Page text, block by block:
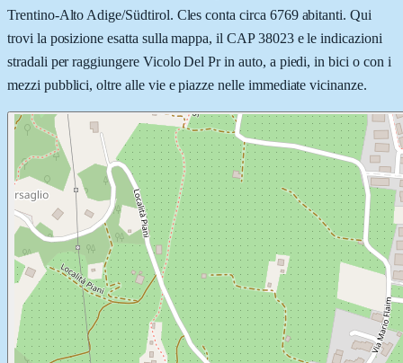
Trentino-Alto Adige/Südtirol. Cles conta circa 6769 abitanti. Qui
trovi la posizione esatta sulla mappa, il CAP 38023 e le indicazioni
stradali per raggiungere Vicolo Del Pr in auto, a piedi, in bici o con i
mezzi pubblici, oltre alle vie e piazze nelle immediate vicinanze.